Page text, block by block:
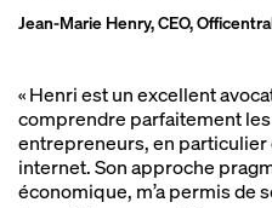
Jean-Marie Henry, CEO,
«Henri est un excellent
comprendre parfaitement
entrepreneurs, en particulier
internet. Son approche
économique, m’a permis de